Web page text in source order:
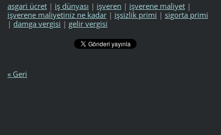
asgari ücret | iş dünyası | işveren | işverene maliyet |
işverene maliyetiniz ne kadar | işsizlik primi | sigorta primi
| damga vergisi | gelir vergisi
« Geri